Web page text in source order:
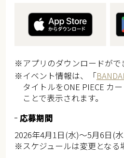
※アプリのダウンロードがで
※イベント情報は、「
タイトルをONE PIECE カ
ことで表示されます。
応募期間
2026年4月1日(水)～5月6日(
※スケジュールは変更となる